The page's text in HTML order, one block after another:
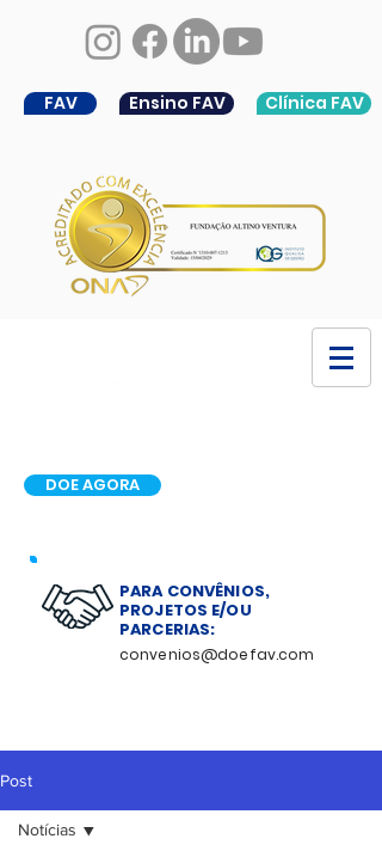
FAV Ensino FAV Clínica FAV
DOE AGORA
PARA CONVÊNIOS,
PROJETOS E/OU
PARCERIAS:
convenios@doefav.com
Post
Notícias